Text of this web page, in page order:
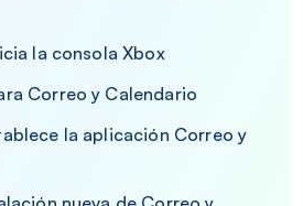
la consola Xbox
Correo y Calendario
la aplicación Correo y